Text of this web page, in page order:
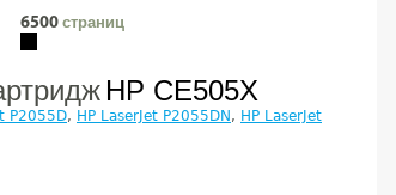
6500 страниц
HP CE505X
P2055D, HP LaserJet P2055DN , HP LaserJet